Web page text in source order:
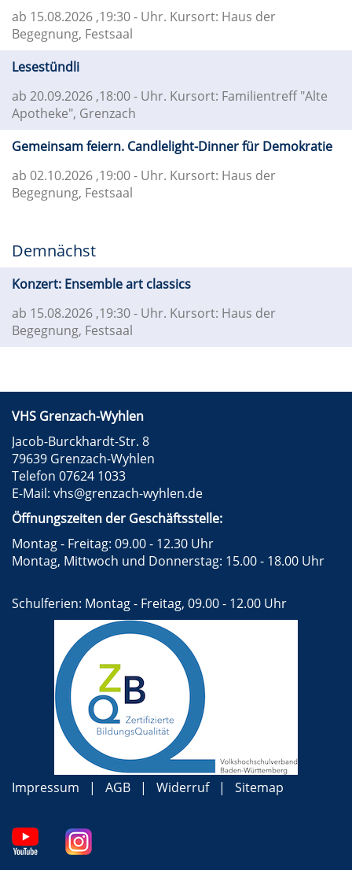
ab 15.08.2026 ,19:30 - Uhr. Kursort: Haus der
Begegnung, Festsaal
Lesestündli
ab 20.09.2026 ,18:00 - Uhr. Kursort: Familientreff "Alte
Apotheke", Grenzach
Gemeinsam feiern. Candlelight-Dinner für Demokratie
ab 02.10.2026 ,19:00 - Uhr. Kursort: Haus der
Begegnung, Festsaal
Demnächst
Konzert: Ensemble art classics
ab 15.08.2026 ,19:30 - Uhr. Kursort: Haus der
Begegnung, Festsaal
VHS Grenzach-Wyhlen
Jacob-Burckhardt-Str. 8
79639 Grenzach-Wyhlen
Telefon 07624 1033
E-Mail: vhs@grenzach-wyhlen.de
Öffnungszeiten der Geschäftsstelle:
Montag - Freitag: 09.00 - 12.30 Uhr
Montag, Mittwoch und Donnerstag: 15.00 - 18.00 Uhr
Schulferien: Montag - Freitag, 09.00 - 12.00 Uhr
Impressum AGB Widerruf Sitemap